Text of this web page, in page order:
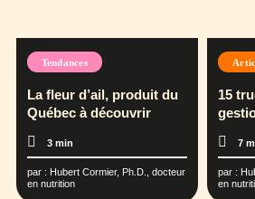
Tendances
La fleur d’ail, produit du
Québec à découvrir
3 min
par : Hubert Cormier, Ph.D., docteur
en nutrition
15
7
par :
en